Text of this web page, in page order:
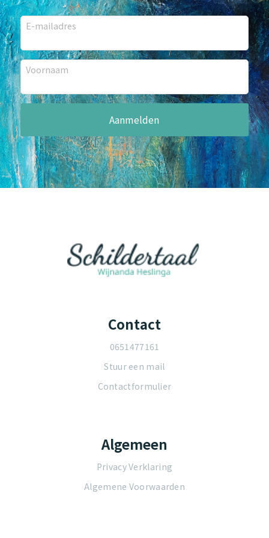
E-mailadres
Voornaam
Contact
0651477161
Stuur een mail
Contactformulier
Algemeen
Privacy Verklaring
Algemene Voorwaarden